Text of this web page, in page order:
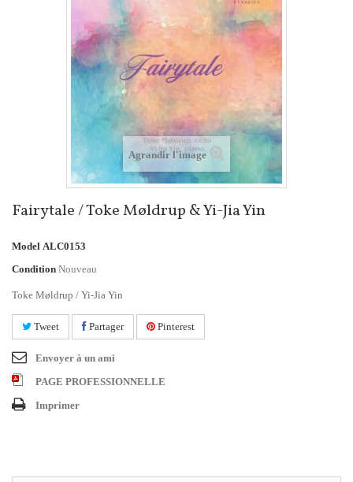
Agrandir l'image
Fairytale / Toke Møldrup & Yi-Jia Yin
Model ALC0153
Condition Nouveau
Toke Møldrup / Yi-Jia Yin
Tweet Partager Pinterest
Envoyer à un ami
PAGE PROFESSIONNELLE
Imprimer